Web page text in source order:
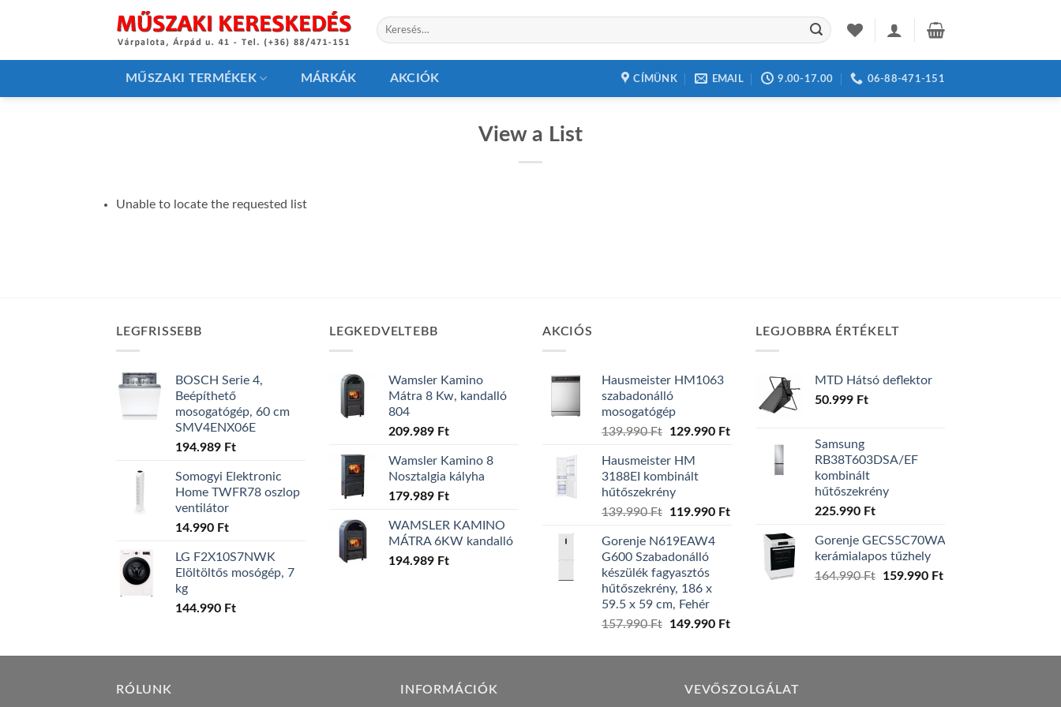
Keresés
a
MŰSZAKI TERMÉKEK MÁRKÁK AKCIÓK CÍMÜNK EMAIL 9.00-17.00 06-88-471-151
View a List
Unable to locate the requested list
LEGFRISSEBB
BOSCH Serie 4,
Beépíthető
mosogatógép, 60 cm
SMV4ENX06E
194.989 Ft
Somogyi Elektronic
Home TWFR78 oszlop
ventilátor
14.990 Ft
LG F2X10S7NWK
Elöltöltős mosógép, 7
kg
144.990 Ft
LEGKEDVELTEBB
Wamsler Kamino
Mátra 8 Kw, kandalló
804
209.989 Ft
Wamsler Kamino 8
Nosztalgia kályha
179.989 Ft
WAMSLER KAMINO
MÁTRA 6KW kandalló
194.989 Ft
AKCIÓS
Hausmeister HM1063
szabadonálló
mosogatógép
139.990Ft
Original
was:
139.990 Ft.
129.990 FtCurrent
Hausmeister HM
3188EI kombinált
hűtőszekrény
139.990Ft
Original
was:
139.990 Ft.
119.990 FtCurrent
119.990 Ft.
Gorenje N619EAW4
G600 Szabadonálló
készülék fagyasztós
hűtőszekrény, 186 x
59.5 x 59 cm, Fehér
157.990Ft
Original
was:
149.990 FtCurrent
is:
LEGJOBBRA ÉRTÉKELT
MTD Hátsó deflektor
50.999 Ft
Samsung
RB38T603DSA/EF
kombinált
hűtőszekrény
225.990 Ft
Gorenje GECS5C70WA
kerámialapos tűzhely
164.990Ft
Original
159.990 FtCurrent
RÓLUNK INFORMÁCIÓK VEVŐSZOLGÁLAT